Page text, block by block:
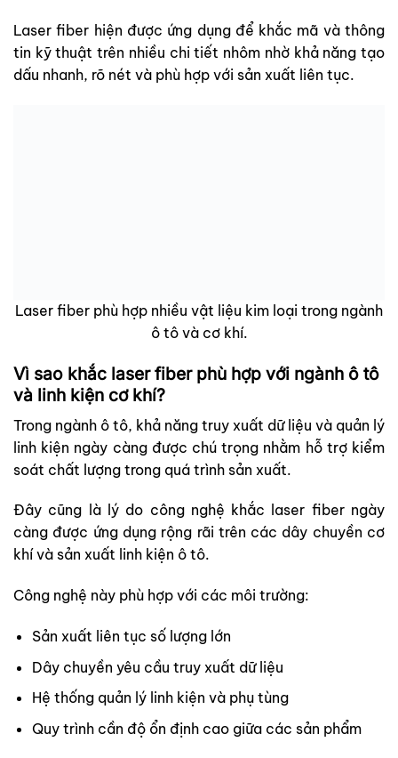
Laser fiber hiện được ứng dụng để khắc mã và thông
tin kỹ thuật trên nhiều chi tiết nhôm nhờ khả năng tạo
dấu nhanh, rõ nét và phù hợp với sản xuất liên tục.
Laser fiber phù hợp nhiều vật liệu kim loại trong ngành
ô tô và cơ khí.
Vì sao khắc laser fiber phù hợp với ngành ô tô
và linh kiện cơ khí?
Trong ngành ô tô, khả năng truy xuất dữ liệu và quản lý
linh kiện ngày càng được chú trọng nhằm hỗ trợ kiểm
soát chất lượng trong quá trình sản xuất.
Đây cũng là lý do công nghệ khắc laser fiber ngày
càng được ứng dụng rộng rãi trên các dây chuyền cơ
khí và sản xuất linh kiện ô tô.
Công nghệ này phù hợp với các môi trường:
Sản xuất liên tục số lượng lớn
Dây chuyền yêu cầu truy xuất dữ liệu
Hệ thống quản lý linh kiện và phụ tùng
Quy trình cần độ ổn định cao giữa các sản phẩm